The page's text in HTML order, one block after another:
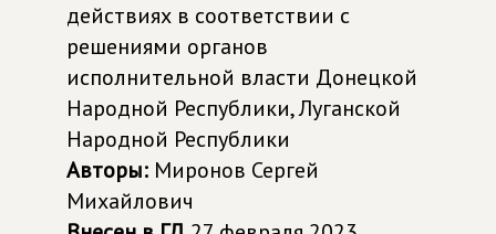
действиях в соответствии с
решениями органов
исполнительной власти Донецкой
Народной Республики, Луганской
Народной Республики
Авторы: Миронов Сергей
Михайлович